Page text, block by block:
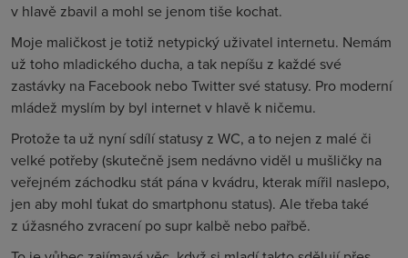
v hlavě zbavil a mohl se jenom tiše kochat.
Moje maličkost je totiž netypický uživatel internetu. Nemám
už toho mladického ducha, a tak nepíšu z každé své
zastávky na Facebook nebo Twitter své statusy. Pro moderní
mládež myslím by byl internet v hlavě k ničemu.
Protože ta už nyní sdílí statusy z WC, a to nejen z malé či
velké potřeby (skutečně jsem nedávno viděl u mušličky na
veřejném záchodku stát pána v kvádru, kterak mířil naslepo,
jen aby mohl ťukat do smartphonu status). Ale třeba také
z úžasného zvracení po supr kalbě nebo pařbě.